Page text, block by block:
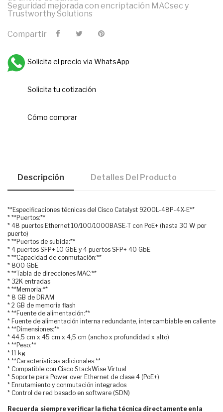
Seguridad mejorada con encriptación MACsec y
Trustworthy Solutions
Compartir
Solicita el precio via WhatsApp
Solicita tu cotización
Cómo comprar
Descripción Detalles Del Producto
**Especificaciones técnicas del Cisco Catalyst 9200L-48P-4X-E**
* **Puertos:**
* 48 puertos Ethernet 10/100/1000BASE-T con PoE+ (hasta 30 W por
puerto)
* **Puertos de subida:**
* 4 puertos SFP+ 10 GbE y 4 puertos SFP+ 40 GbE
* **Capacidad de conmutación:**
* 800 GbE
* **Tabla de direcciones MAC:**
* 32K entradas
* **Memoria:**
* 8 GB de DRAM
* 2 GB de memoria flash
* **Fuente de alimentación:**
* Fuente de alimentación interna redundante, intercambiable en caliente
* **Dimensiones:**
* 44,5 cm x 45 cm x 4,5 cm (ancho x profundidad x alto)
* **Peso:**
* 11 kg
* **Características adicionales:**
* Compatible con Cisco StackWise Virtual
* Soporte para Power over Ethernet de clase 4 (PoE+)
* Enrutamiento y conmutación integrados
* Control de red basado en software (SDN)
Recuerda siempre verificar la ficha técnica directamente en la